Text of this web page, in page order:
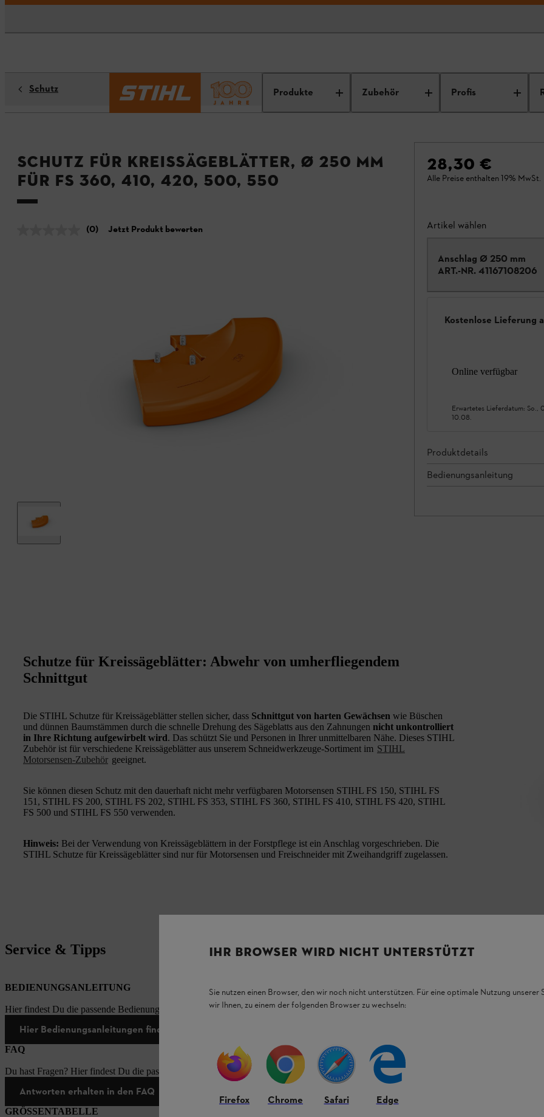
Produkte Zubehör Profis
Schutz
Schutz für Kreissägeblätter, Ø 250 mm
für FS 360, 410, 420, 500, 550
(0) Jetzt Produkt bewerten
28,30 €
Alle Preise enthalten 19% MwSt.
Artikel wählen
Anschlag Ø 250 mm
ART.-NR. 41167108206
Kostenlose Lieferung
Online verfügbar
Erwartetes Lieferdatum: So.,
10.08.
Produktdetails
Bedienungsanleitung
Schutze für Kreissägeblätter: Abwehr von umherfliegendem
Schnittgut
Die STIHL Schutze für Kreissägeblätter stellen sicher, dass Schnittgut von harten Gewächsen wie Büschen
und dünnen Baumstämmen durch die schnelle Drehung des Sägeblatts aus den Zahnungen nicht unkontrolliert
in Ihre Richtung aufgewirbelt wird. Das schützt Sie und Personen in Ihrer unmittelbaren Nähe. Dieses STIHL
Zubehör ist für verschiedene Kreissägeblätter aus unserem Schneidwerkzeuge-Sortiment im STIHL
Motorsensen-Zubehör geeignet.
Sie können diesen Schutz mit den dauerhaft nicht mehr verfügbaren Motorsensen STIHL FS 150, STIHL FS
151, STIHL FS 200, STIHL FS 202, STIHL FS 353, STIHL FS 360, STIHL FS 410, STIHL FS 420, STIHL
FS 500 und STIHL FS 550 verwenden.
Hinweis: Bei der Verwendung von Kreissägeblättern in der Forstpflege ist ein Anschlag vorgeschrieben. Die
STIHL Schutze für Kreissägeblätter sind nur für Motorsensen und Freischneider mit Zweihandgriff zugelassen.
Service & Tipps
BEDIENUNGSANLEITUNG
Hier findest Du die passende Bedienungsanleitungen zu unseren STIHL Produkten.
Hier Bedienungsanleitungen finden
FAQ
Du hast Fragen? Hier findest Du die passenden Antworten zu den häufigsten Fragen.
Antworten erhalten in den FAQ
GRÖSSENTABELLE
IHR BROWSER WIRD NICHT UNTERSTÜTZT
Sie nutzen einen Browser, den wir noch nicht unterstützen. Für eine optimale Nutzung unserer
wir Ihnen, zu einem der folgenden Browser zu wechseln:
Firefox Chrome Safari Edge